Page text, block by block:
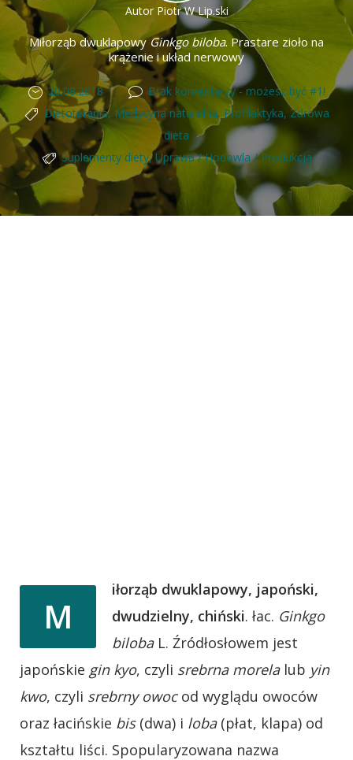
Autor Piotr W Lip.ski
Miłorząb dwuklapowyGinkgo biloba. Prastare zioło na
krążenie i układ nerwowy
20.08.2018
Brak komentarzy - możesz być #1!
Dietoterapia, Medycyna naturalna, Profilaktyka, Zdrowa
dieta
Suplementy diety, Uprawa / Hodowla / Produkcja
M
iłorząb dwuklapowy, japoński,
dwudzielny, chiński. łac. Ginkgo
bilobaL. Źródłosłowem jest
japońskie gin kyo, czyli srebrna morelalub yin
kwo, czyli srebrny owocod wyglądu owoców
oraz łacińskie bis(dwa) i loba(płat, klapa) od
kształtu liści. Spopularyzowana nazwa